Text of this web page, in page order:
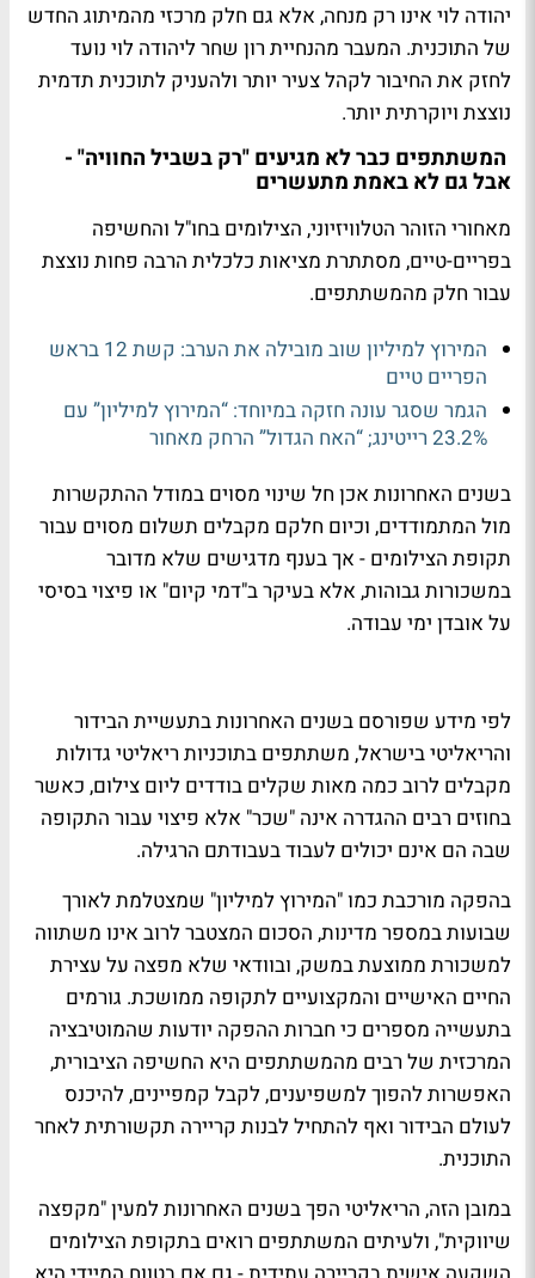
יהודה לוי אינו רק מנחה, אלא גם חלק מרכזי מהמיתוג החדש
של התוכנית. המעבר מהנחיית רון שחר ליהודה לוי נועד
לחזק את החיבור לקהל צעיר יותר ולהעניק לתוכנית תדמית
נוצצת ויוקרתית יותר.
המשתתפים כבר לא מגיעים "רק בשביל החוויה" -
אבל גם לא באמת מתעשרים
מאחורי הזוהר הטלוויזיוני, הצילומים בחו"ל והחשיפה
בפריים-טיים, מסתתרת מציאות כלכלית הרבה פחות נוצצת
עבור חלק מהמשתתפים.
המירוץ למיליון שוב מובילה את הערב: קשת 12 בראש
הפריים טיים
הגמר שסגר עונה חזקה במיוחד: “המירוץ למיליון” עם
23.2% רייטינג; “האח הגדול” הרחק מאחור
בשנים האחרונות אכן חל שינוי מסוים במודל ההתקשרות
מול המתמודדים, וכיום חלקם מקבלים תשלום מסוים עבור
תקופת הצילומים - אך בענף מדגישים שלא מדובר
במשכורות גבוהות, אלא בעיקר ב"דמי קיום" או פיצוי בסיסי
על אובדן ימי עבודה.
לפי מידע שפורסם בשנים האחרונות בתעשיית הבידור
והריאליטי בישראל, משתתפים בתוכניות ריאליטי גדולות
מקבלים לרוב כמה מאות שקלים בודדים ליום צילום, כאשר
בחוזים רבים ההגדרה אינה "שכר" אלא פיצוי עבור התקופה
שבה הם אינם יכולים לעבוד בעבודתם הרגילה.
בהפקה מורכבת כמו "המירוץ למיליון" שמצטלמת לאורך
שבועות במספר מדינות, הסכום המצטבר לרוב אינו משתווה
למשכורת ממוצעת במשק, ובוודאי שלא מפצה על עצירת
החיים האישיים והמקצועיים לתקופה ממושכת. גורמים
בתעשייה מספרים כי חברות ההפקה יודעות שהמוטיבציה
המרכזית של רבים מהמשתתפים היא החשיפה הציבורית,
האפשרות להפוך למשפיענים, לקבל קמפיינים, להיכנס
לעולם הבידור ואף להתחיל לבנות קריירה תקשורתית לאחר
התוכנית.
במובן הזה, הריאליטי הפך בשנים האחרונות למעין "מקפצה
שיווקית", ולעיתים המשתתפים רואים בתקופת הצילומים